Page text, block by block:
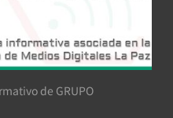
de GRUPO